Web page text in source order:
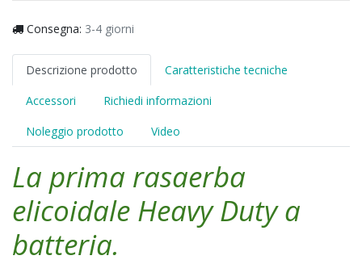
Consegna: 3-4 giorni
Descrizione prodotto
Caratteristiche tecniche
Accessori
Richiedi informazioni
Noleggio prodotto
Video
La prima rasaerba
elicoidale Heavy Duty a
batteria.